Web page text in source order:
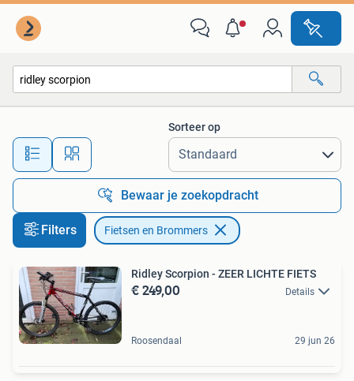
Alle afstanden…
Sorteer op
Bewaar je zoekopdracht
Filters Fietsen en Brommers
Ridley Scorpion - ZEER LICHTE FIETS
€ 249,00 Details
Roosendaal 29 jun 26